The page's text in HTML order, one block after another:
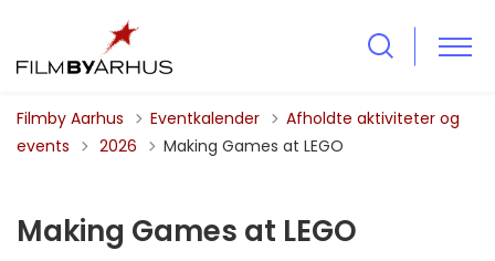
Filmby Aarhus Eventkalender
Afholdte aktiviteter og
events
Tilbage til
2026 Making Games at LEGO
Making Games at LEGO